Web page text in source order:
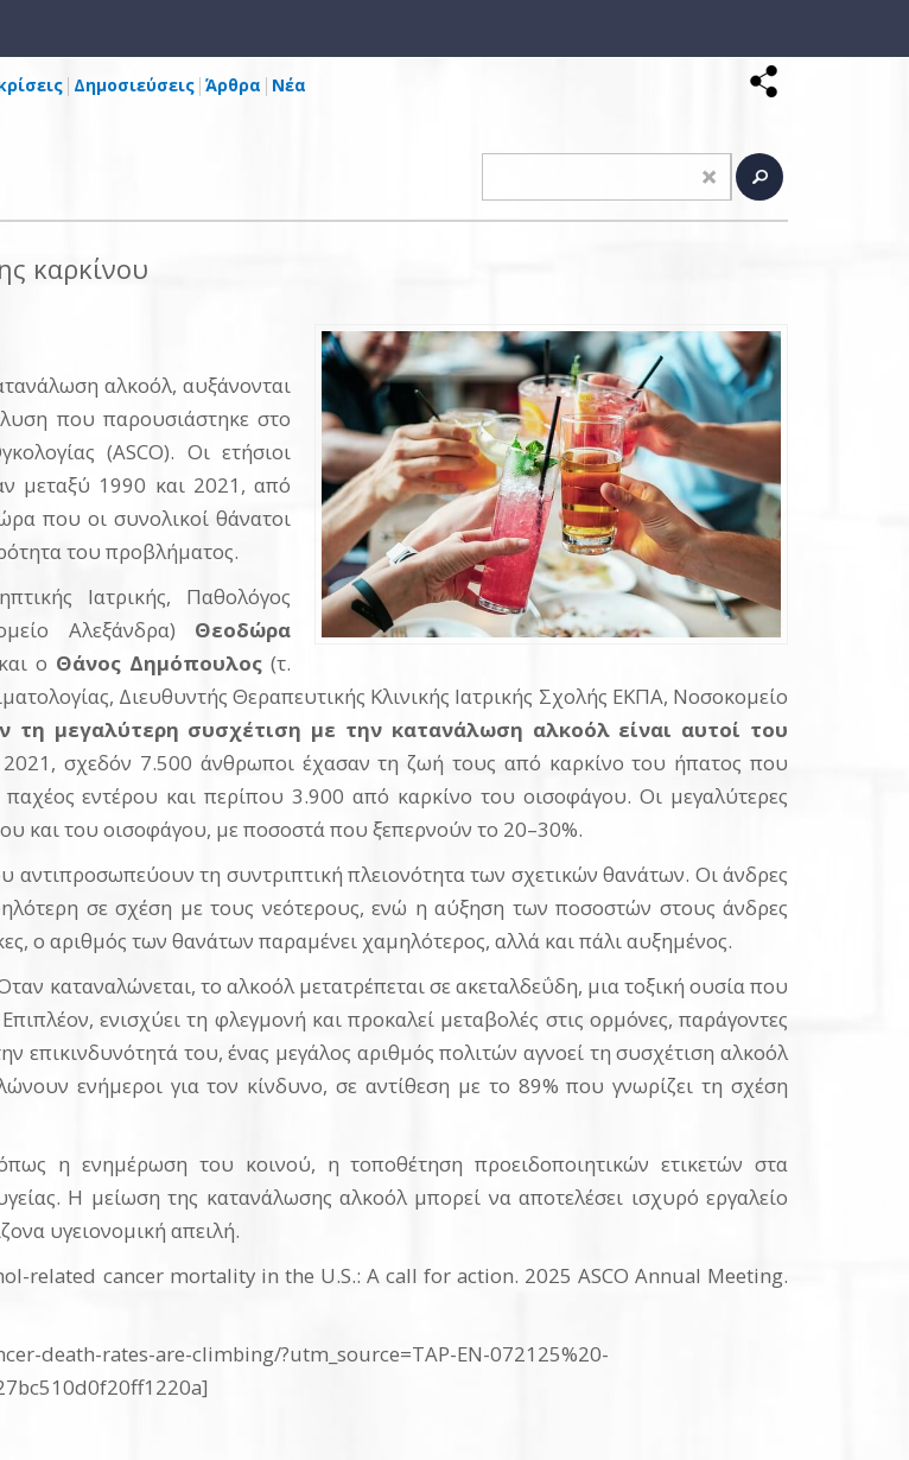
Δημοσιεύσεις Άρθρα Νέα
καρκίνου
αλκοόλ, αυξάνονται
που παρουσιάστηκε στο
(ASCO). Οι ετήσιοι
μεταξύ 1990 και 2021, από
που οι συνολικοί θάνατοι
του προβλήματος.
Ιατρικής, Παθολόγος
Αλεξάνδρα) Θεοδώρα
και ο Θάνος Δημόπουλος(τ.
Διευθυντής Θεραπευτικής Κλινικής Ιατρικής Σχολής ΕΚΠΑ, Νοσοκομείο
τη μεγαλύτερη συσχέτιση με την κατανάλωση αλκοόλ είναι αυτοί του
σχεδόν 7.500 άνθρωποι έχασαν τη ζωή τους από καρκίνο του ήπατος που
εντέρου και περίπου 3.900 από καρκίνο του οισοφάγου. Οι μεγαλύτερες
και του οισοφάγου, με ποσοστά που ξεπερνούν το 20–30%.
αντιπροσωπεύουν τη συντριπτική πλειονότητα των σχετικών θανάτων. Οι άνδρες
σε σχέση με τους νεότερους, ενώ η αύξηση των ποσοστών στους άνδρες
ο αριθμός των θανάτων παραμένει χαμηλότερος, αλλά και πάλι αυξημένος.
καταναλώνεται, το αλκοόλ μετατρέπεται σε ακεταλδεΰδη, μια τοξική ουσία που
ενισχύει τη φλεγμονή και προκαλεί μεταβολές στις ορμόνες, παράγοντες
του, ένας μεγάλος αριθμός πολιτών αγνοεί τη συσχέτιση αλκοόλ
ενήμεροι για τον κίνδυνο, σε αντίθεση με το 89% που γνωρίζει τη σχέση
η ενημέρωση του κοινού, η τοποθέτηση προειδοποιητικών ετικετών στα
Η μείωση της κατανάλωσης αλκοόλ μπορεί να αποτελέσει ισχυρό εργαλείο
υγειονομική απειλή.
related cancer mortality in the U.S.: A call for action. 2025 ASCO Annual Meeting.
death-rates-are-climbing/?utm_source=TAP-EN-072125%20-